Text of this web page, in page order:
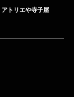
トリエや寺子屋